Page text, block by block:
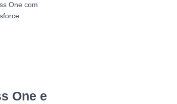
One com
One e